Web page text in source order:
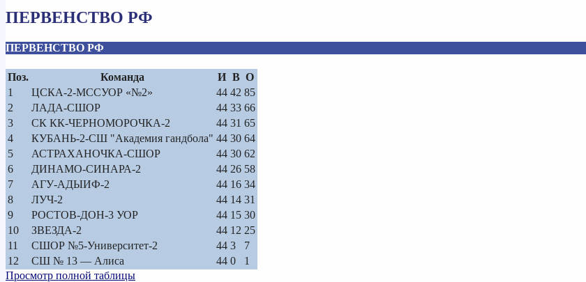
ПЕРВЕНСТВО РФ
ПЕРВЕНСТВО РФ
Поз. Команда И В О
1
ЦСКА-2-МССУОР «№2» 44 42 85
2
ЛАДА-СШОР 44 33 66
3
СК КК-ЧЕРНОМОРОЧКА-2 44 31 65
4
КУБАНЬ-2-СШ "Академия гандбола" 44 30 64
5
АСТРАХАНОЧКА-СШОР 44 30 62
6
ДИНАМО-СИНАРА-2 44 26 58
7
АГУ-АДЫИФ-2 44 16 34
8
ЛУЧ-2 44 14 31
9
РОСТОВ-ДОН-3 УОР 44 15 30
10
ЗВЕЗДА-2 44 12 25
11
СШОР №5-Университет-2 44 3
7
12
СШ № 13 — Алиса 44 0
1
Просмотр полной таблицы